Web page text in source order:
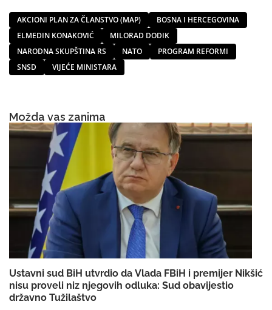
AKCIONI PLAN ZA ČLANSTVO (MAP)
BOSNA I HERCEGOVINA
ELMEDIN KONAKOVIĆ
MILORAD DODIK
NARODNA SKUPŠTINA RS
NATO
PROGRAM REFORMI
SNSD
VIJEĆE MINISTARA
Možda vas zanima
Ustavni sud BiH utvrdio da Vlada FBiH i premijer Nikšić
nisu proveli niz njegovih odluka: Sud obavijestio
državno Tužilaštvo